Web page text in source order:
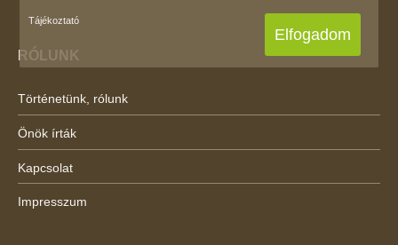
RÓLUNK
Történetünk, rólunk
Önök írták
Kapcsolat
Impresszum
Tájékoztató
Elfogadom